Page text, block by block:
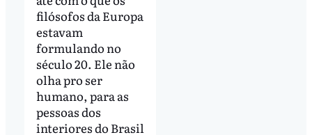
filósofos da Europa
estavam
formulando no
século 20. Ele não
olha pro ser
humano, para as
pessoas dos
interiores do Brasil